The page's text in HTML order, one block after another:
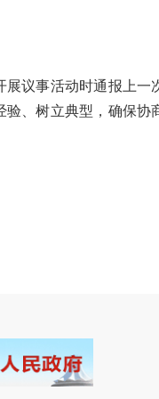
议事活动时通报上一
、树立典型，确保协